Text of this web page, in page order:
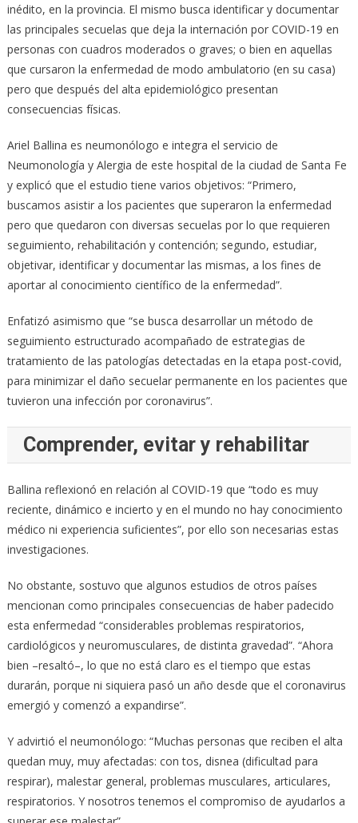
inédito, en la provincia. El mismo busca identificar y documentar
las principales secuelas que deja la internación por COVID-19 en
personas con cuadros moderados o graves; o bien en aquellas
que cursaron la enfermedad de modo ambulatorio (en su casa)
pero que después del alta epidemiológico presentan
consecuencias físicas.
Ariel Ballina es neumonólogo e integra el servicio de
Neumonología y Alergia de este hospital de la ciudad de Santa Fe
y explicó que el estudio tiene varios objetivos: “Primero,
buscamos asistir a los pacientes que superaron la enfermedad
pero que quedaron con diversas secuelas por lo que requieren
seguimiento, rehabilitación y contención; segundo, estudiar,
objetivar, identificar y documentar las mismas, a los fines de
aportar al conocimiento científico de la enfermedad”.
Enfatizó asimismo que “se busca desarrollar un método de
seguimiento estructurado acompañado de estrategias de
tratamiento de las patologías detectadas en la etapa post-covid,
para minimizar el daño secuelar permanente en los pacientes que
tuvieron una infección por coronavirus”.
Comprender, evitar y rehabilitar
Ballina reflexionó en relación al COVID-19 que “todo es muy
reciente, dinámico e incierto y en el mundo no hay conocimiento
médico ni experiencia suficientes”, por ello son necesarias estas
investigaciones.
No obstante, sostuvo que algunos estudios de otros países
mencionan como principales consecuencias de haber padecido
esta enfermedad “considerables problemas respiratorios,
cardiológicos y neuromusculares, de distinta gravedad”. “Ahora
bien –resaltó–, lo que no está claro es el tiempo que estas
durarán, porque ni siquiera pasó un año desde que el coronavirus
emergió y comenzó a expandirse”.
Y advirtió el neumonólogo: “Muchas personas que reciben el alta
quedan muy, muy afectadas: con tos, disnea (dificultad para
respirar), malestar general, problemas musculares, articulares,
respiratorios. Y nosotros tenemos el compromiso de ayudarlos a